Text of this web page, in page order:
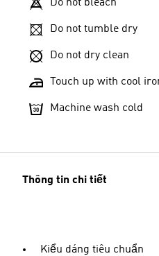
Do not bleach
Do not tumble dry
Do not dry clean
Touch up with cool
Machine wash cold
Thông tin chi tiết
Kiểu dáng tiêu chuẩn